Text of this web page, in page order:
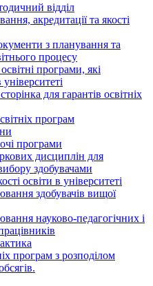
відділ
акредитації та якості
з планування та
процесу
програми, які
для гарантів освітніх
програм
програми
дисциплін для
здобувачами
освіти в університеті
здобувачів вищої
науково-педагогічних і
програм з розподілoм